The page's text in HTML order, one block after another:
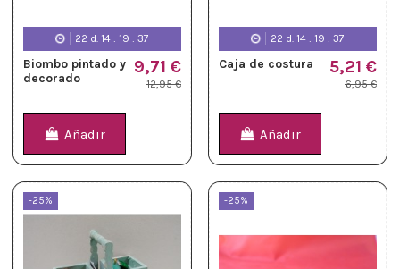
22d. 14: 19: 36
Biombo pintado y
decorado
9,71 €
12,95 €
Añadir
22d. 14: 19: 36
Caja de costura 5,21 €
6,95 €
Añadir
-25% -25%